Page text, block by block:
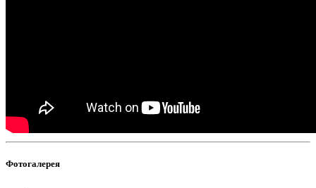
Фотогалерея